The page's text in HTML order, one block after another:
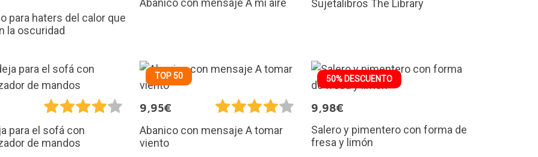
para haters del calor que
la oscuridad
Abanico con mensaje A mi aire
Sujetalibros The Library
para el sofá con
de mandos
TOP 50
9,95€
Abanico con mensaje A tomar
viento
50% DESCUENTO
9,98€
Salero y pimentero con forma de
fresa y limón